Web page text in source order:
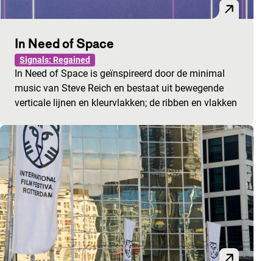
In Need of Space
Signals: Regained
In Need of Space is geïnspireerd door de minimal
music van Steve Reich en bestaat uit bewegende
verticale lijnen en kleurvlakken; de ribben en vlakken